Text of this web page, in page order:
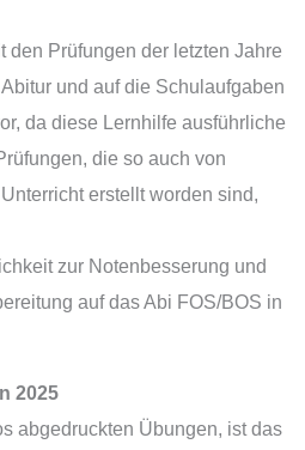
den Prüfungen der letzten Jahre
und auf die Schulaufgaben
da diese Lernhilfe ausführliche
die so auch von
erstellt worden sind,
zur Notenbesserung und
auf das Abi FOS/BOS in
2025
abgedruckten Übungen, ist das